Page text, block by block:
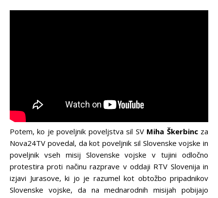
Potem, ko je poveljnik poveljstva sil SV Miha Škerbinc za
Nova24TV povedal, da kot poveljnik sil Slovenske vojske in
poveljnik vseh misij Slovenske vojske v tujini odločno
protestira proti načinu razprave v oddaji RTV Slovenija in
izjavi Jurasove, ki jo je razumel kot obtožbo pripadnikov
Slovenske vojske, da na mednarodnih misijah pobijajo